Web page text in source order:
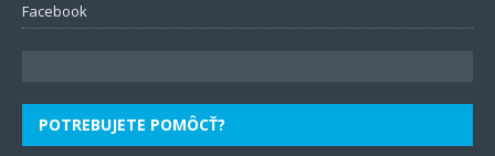
Facebook
POTREBUJETE POMÔCŤ?